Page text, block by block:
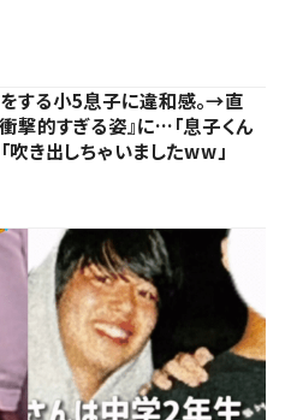
する小5息子に違和感。→直
撃的すぎる姿』に…「息子くん
吹き出しちゃいましたww」